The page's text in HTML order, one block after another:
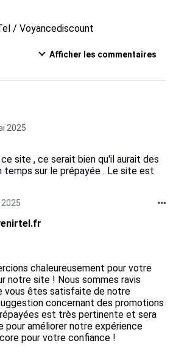
/ Voyancediscount
Afficher les commentaires
2025
site , ce serait bien qu'il aurait des
temps sur le prépayée . Le site est
chaleureusement pour votre
notre site ! Nous sommes ravis
vous êtes satisfaite de notre
concernant des promotions
est très pertinente et sera
pour améliorer notre expérience
pour votre confiance !